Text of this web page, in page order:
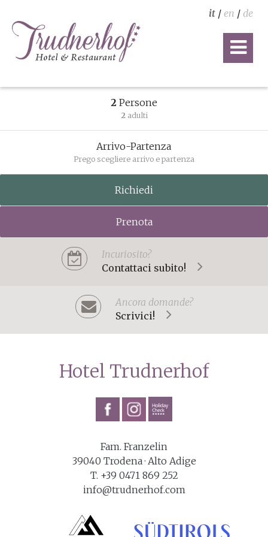
it / en / de
2 Persone
2 adulti
Arrivo-Partenza
Prego scegliere arrivo e partenza
Richiedi
Prenota
Incuriosito?
Contattaci subito!
Ancora domande?
Scrivici!
Hotel Trudnerhof
Fam. Franzelin
39040 Trodena· Alto Adige
T. +39 0471 869 252
info@trudnerhof.com